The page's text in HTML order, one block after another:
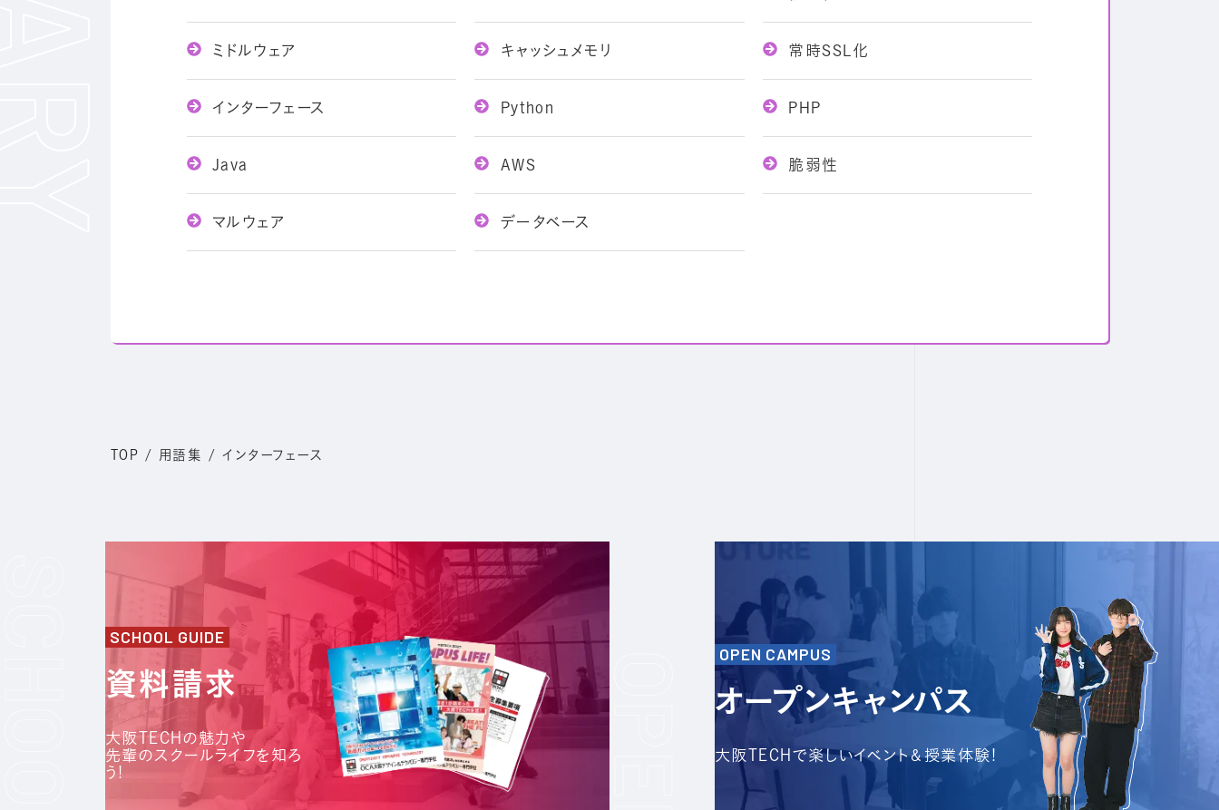
ミドルウェア キャッシュメモリ 常時SSL化
インターフェース Python PHP
Java AWS 脆弱性
マルウェア データベース
TOP / 用語集 / インターフェース
SCHOOL GUIDE
資料請求
大阪TECHの魅力や
先輩のスクールライフを知ろ
う!
OPEN CAMPUS
オープンキャンパス
大阪TECHで楽しいイベント＆授業体験!